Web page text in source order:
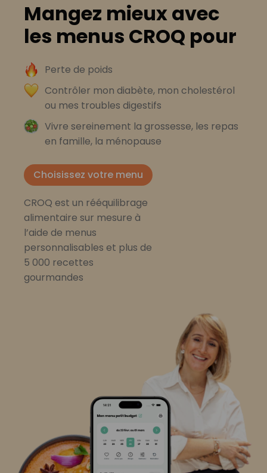
Mangez mieux avec
les menus CROQ pour
Perte de poids
Contrôler mon diabète, mon cholestérol
ou mes troubles digestifs
Vivre sereinement la grossesse, les repas
en famille, la ménopause
Choisissez votre menu
CROQ est un rééquilibrage
alimentaire sur mesure à
l’aide de menus
personnalisables et plus de
5 000 recettes
gourmandes